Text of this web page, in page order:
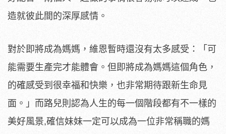
造就彼此間的深厚感情。
對於即將成為媽媽，維恩暫時還沒有太多感受：「可
能需要生產完才能體會。但即將成為媽媽這個角色，
的確感受到很幸福和快樂，也非常期待跟新生命見
面。」而路兒則認為人生的每一個階段都有不一樣的
美好風景,確信妹妹一定可以成為一位非常稱職的媽